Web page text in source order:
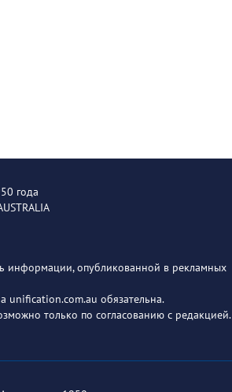
года
информации, опубликованной в рекламных
unification.com.au обязательна.
только по согласованию с редакцией.